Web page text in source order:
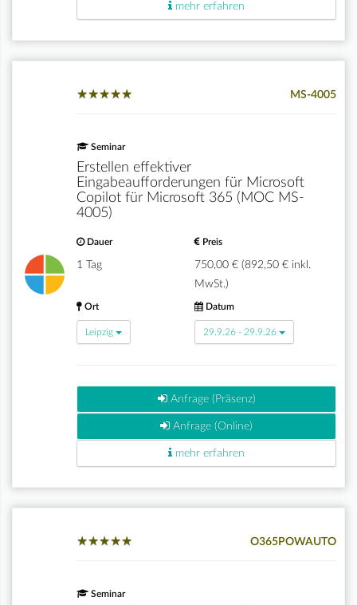
mehr erfahren
★★★★★
★★★★★ MS-4005
Seminar
Erstellen effektiver
Eingabeaufforderungen für Microsoft
Copilot für Microsoft 365 (MOC MS-
4005)
Dauer
1 Tag
Preis
750,00 € (892,50 € inkl.
MwSt.)
Ort
Leipzig
Datum
29.9.26 - 29.9.26
Anfrage (Präsenz)
Anfrage (Online)
mehr erfahren
★★★★★
★★★★★ O365POWAUTO
Seminar